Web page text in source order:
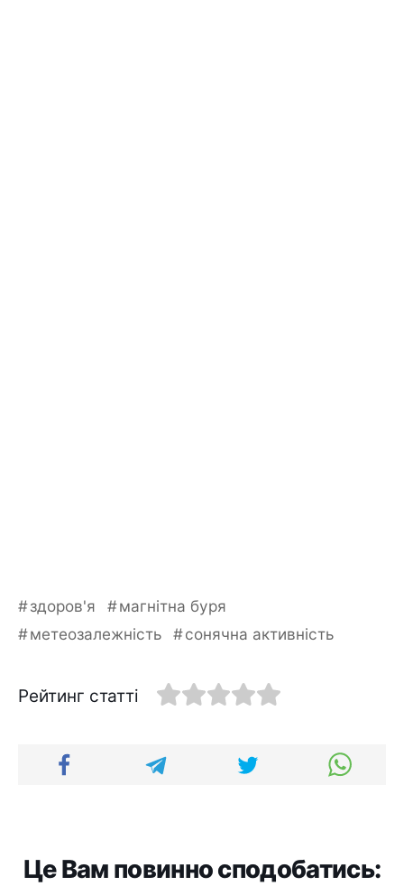
здоров'я
магнітна буря
метеозалежність
сонячна активність
Рейтинг статті
Це Вам повинно сподобатись: